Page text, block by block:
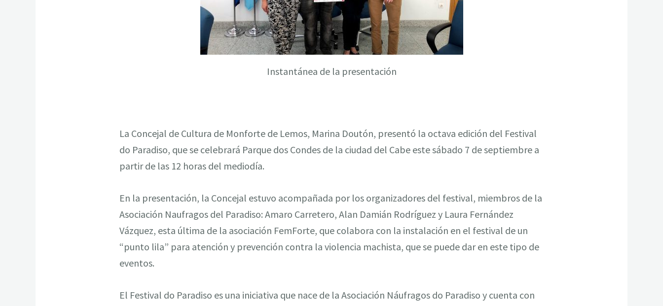
Instantánea de la presentación
La Concejal de Cultura de Monforte de Lemos, Marina Doutón, presentó la octava edición del Festival
do Paradiso, que se celebrará Parque dos Condes de la ciudad del Cabe este sábado 7 de septiembre a
partir de las 12 horas del mediodía.
En la presentación, la Concejal estuvo acompañada por los organizadores del festival, miembros de la
Asociación Naufragos del Paradiso: Amaro Carretero, Alan Damián Rodríguez y Laura Fernández
Vázquez, esta última de la asociación FemForte, que colabora con la instalación en el festival de un
“punto lila” para atención y prevención contra la violencia machista, que se puede dar en este tipo de
eventos.
El Festival do Paradiso es una iniciativa que nace de la Asociación Náufragos do Paradiso y cuenta con